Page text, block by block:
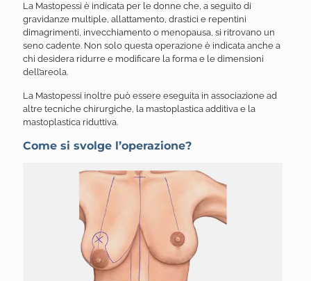
La Mastopessi è indicata per le donne che, a seguito di
gravidanze multiple, allattamento, drastici e repentini
dimagrimenti, invecchiamento o menopausa, si ritrovano un
seno cadente. Non solo questa operazione è indicata anche a
chi desidera ridurre e modificare la forma e le dimensioni
dell’areola.
La Mastopessi inoltre può essere eseguita in associazione ad
altre tecniche chirurgiche, la mastoplastica additiva e la
mastoplastica riduttiva.
Come si svolge l’operazione?